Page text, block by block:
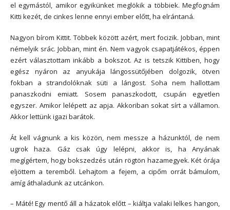
el egymástól, amikor egyikünket meglökik a többiek. Megfognám
Kitti kezét, de cinkes lenne ennyi ember előtt, ha elrántaná.
Nagyon bírom Kittit. Többek között azért, mert focizik. Jobban, mint
némelyik srác. Jobban, mint én. Nem vagyok csapatjátékos, éppen
ezért választottam inkább a bokszot. Az is tetszik Kittiben, hogy
egész nyáron az anyukája lángossütőjében dolgozik, ötven
fokban a strandolóknak süti a lángost. Soha nem hallottam
panaszkodni emiatt. Sosem panaszkodott, csupán egyetlen
egyszer. Amikor lelépett az apja. Akkoriban sokat sírt a vállamon.
Akkor lettünk igazi barátok.
Át kell vágnunk a kis közön, nem messze a házunktól, de nem
ugrok haza. Gáz csak úgy lelépni, akkor is, ha Anyának
megígértem, hogy bokszedzés után rögtön hazamegyek. Két órája
eljöttem a teremből. Lehajtom a fejem, a cipőm orrát bámulom,
amíg áthaladunk az utcánkon.
– Máté! Egy mentő áll a házatok előtt – kiáltja valaki lelkes hangon,